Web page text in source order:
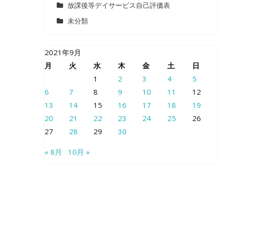
放課後等デイサービス自己評価表
未分類
2021年9月
月
火 水 木 金 土
日
1
2 3 4
5
6
7 8 9 10 11
12
13
14 15 16 17 18
19
20
21 22 23 24 25
26
27
28 29 30
« 8月 10月 »